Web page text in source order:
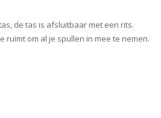
de tas is afsluitbaar met een rits.
ruimt om al je spullen in mee te nemen.